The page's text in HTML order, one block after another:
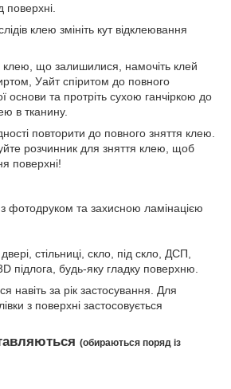
поверхні.
клею змініть кут відклеювання
клею, що залишилися, намочіть клей
Уайт спіритом до повного
основи та протріть сухою ганчіркою до
в тканину.
повторити до повного зняття клею.
розчинник для зняття клею, щоб
поверхні!
фотодруком та захисною ламінацією
стільниці, скло, під скло, ДСП,
підлога, будь-яку гладку поверхню.
навіть за рік застосування. Для
з поверхні застосовується
(обираються поряд із